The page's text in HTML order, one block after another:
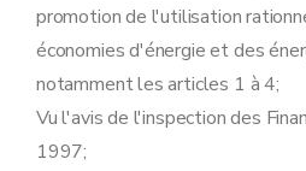
promotion de l'utilisation
économies d'énergie et des
notamment les articles 1 à 4;
Vu l'avis de l'inspection des
1997;